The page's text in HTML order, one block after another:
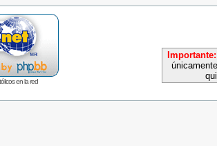
en la red
Importante: